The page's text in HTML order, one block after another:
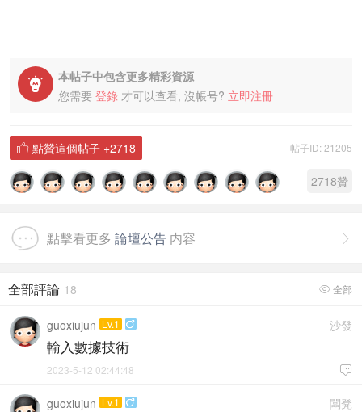

本帖子中包含更多精彩資源
您需要 登錄 才可以查看, 沒帳号? 立即注冊
帖子ID: 21205
 點贊這個帖子 +2718
2718贊

點擊看更多 論壇公告 内容
 全部
全部評論 18
沙發
guoxiujun Lv.1 
輸入數據技術

2023-5-12 02:44:48
闆凳
guoxiujun Lv.1 